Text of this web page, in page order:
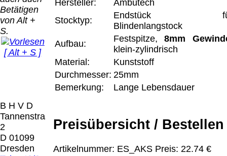
Betätigen
von Alt +
S.
[ Alt + S ]
B H V D
Tannenstrasse
2
D 01099
Dresden
Hersteller:
Ambutech
Stocktyp:
Endstück
Blindenlangstock
Aufbau:
Festspitze,8mm
klein-zylindrisch
Material:
Kunststoff
Durchmesser: 25mm
Bemerkung:
Lange Lebensdauer
Preisübersicht / Bestellen
Artikelnummer: ES_AKS Preis: 22.74 €
Der Versand erfolgt
als versichertes
Paket.
Selbstabholung
vom Büro oder
von
Ausstellungen:
Versandart
erhalten Sie per
Email z.B. einen
Lizenzschlüssel
und die
Rechnung /
Lieferschein. Sie
erhalten also
Die in diesem Dokument genannten
Warenzeichen sind Eigentum der jeweiligen